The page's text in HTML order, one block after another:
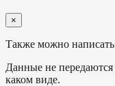
×
Также можно написать
Данные не
каком виде.